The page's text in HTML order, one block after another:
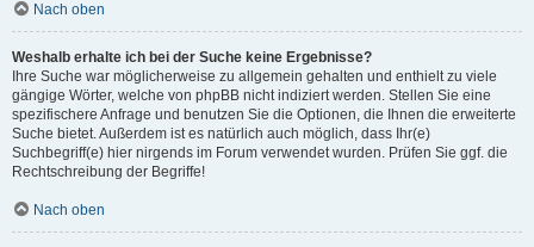
Nach oben
Weshalb erhalte ich bei der Suche keine Ergebnisse?
Ihre Suche war möglicherweise zu allgemein gehalten und enthielt zu viele
gängige Wörter, welche von phpBB nicht indiziert werden. Stellen Sie eine
spezifischere Anfrage und benutzen Sie die Optionen, die Ihnen die erweiterte
Suche bietet. Außerdem ist es natürlich auch möglich, dass Ihr(e)
Suchbegriff(e) hier nirgends im Forum verwendet wurden. Prüfen Sie ggf. die
Rechtschreibung der Begriffe!
Nach oben